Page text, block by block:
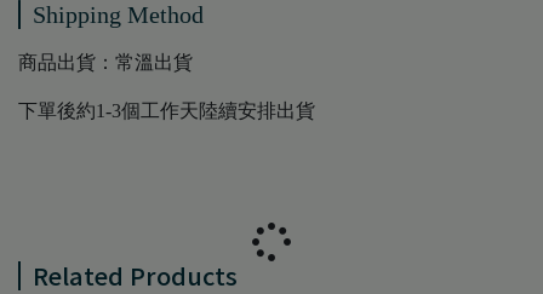
Shipping Method
商品出貨：常溫出貨
下單後約1-3個工作天陸續安排出貨
Related Products